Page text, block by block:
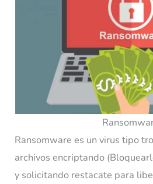
Ransomware es un virus tipo
archivos encriptando
y solicitando restacate para